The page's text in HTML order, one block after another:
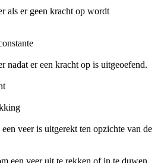
als er geen kracht op wordt
nadat er een kracht op is uitgeoefend.
veer is uitgerekt ten opzichte van de
een veer uit te rekken of in te duwen.